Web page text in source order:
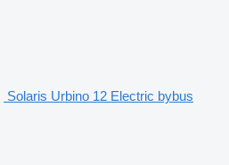
Solaris Urbino 12 Electric bybus